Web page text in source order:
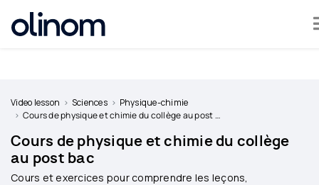
a
teacher
Log
Video lesson Sciences
Physique-chimie
Cours de physique et chimie du collège au post bac
Cours de physique et chimie du collège
au post bac
Cours et exercices pour comprendre les leçons,
Cookies management panel